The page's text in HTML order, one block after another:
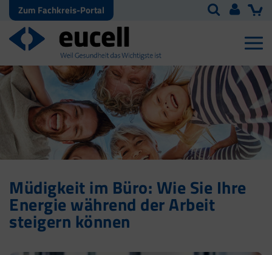
Zum Fachkreis-Portal
Müdigkeit im Büro: Wie Sie Ihre
Energie während der Arbeit
steigern können